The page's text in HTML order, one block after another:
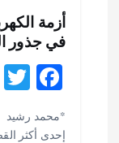
أزمة
في جذور
F
e
*محمد رشيد
إحدى أكثر
ثقافة
اختتام ورشة